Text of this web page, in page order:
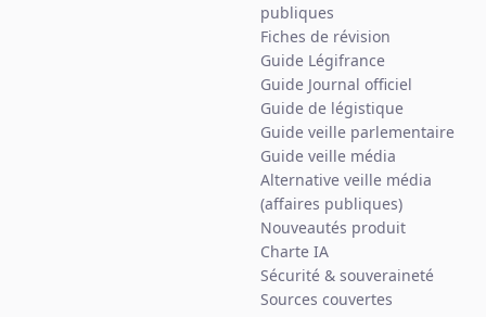
publiques
Fiches de révision
Guide Légifrance
Guide Journal officiel
Guide de légistique
Guide veille parlementaire
Guide veille média
Alternative veille média
(affaires publiques)
Nouveautés produit
Charte IA
Sécurité & souveraineté
Sources couvertes